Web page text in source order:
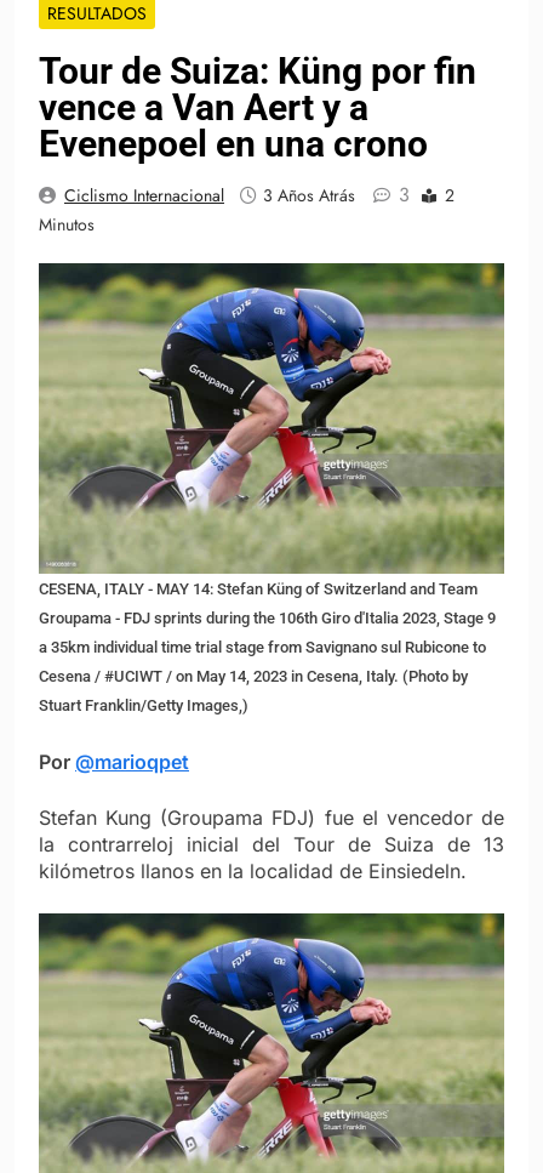
RESULTADOS
Tour de Suiza: Küng por fin
vence a Van Aert y a
Evenepoel en una crono
Ciclismo Internacional 3 Años Atrás 3
2
Minutos
CESENA, ITALY - MAY 14: Stefan Küng of Switzerland and Team
Groupama - FDJ sprints during the 106th Giro d'Italia 2023, Stage 9
a 35km individual time trial stage from Savignano sul Rubicone to
Cesena / #UCIWT / on May 14, 2023 in Cesena, Italy. (Photo by
Stuart Franklin/Getty Images,)
Por @marioqpet
Stefan Kung (Groupama FDJ) fue el vencedor de
la contrarreloj inicial del Tour de Suiza de 13
kilómetros llanos en la localidad de Einsiedeln.